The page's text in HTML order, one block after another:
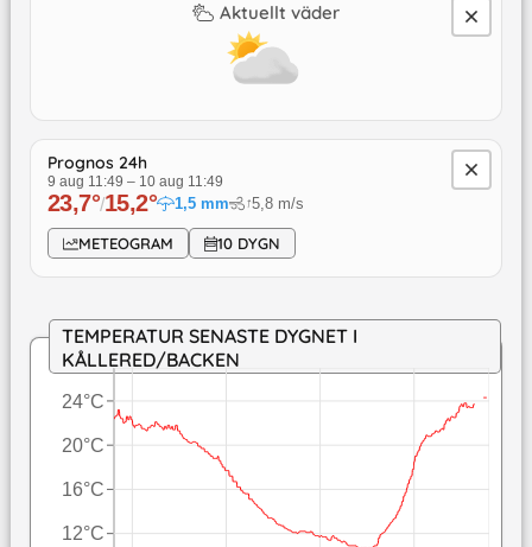
Aktuellt väder
Prognos 24h
9 aug 11:49 – 10 aug 11:49
23,7°/15,2° 1,5 mm ↓5,8 m/s
METEOGRAM 10 DYGN
TEMPERATUR SENASTE DYGNET I
KÅLLERED/BACKEN
12°C
16°C
20°C
24°C